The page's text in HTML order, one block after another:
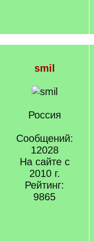
smil
Россия
Сообщений:
12028
На сайте с
2010 г.
Рейтинг:
9865